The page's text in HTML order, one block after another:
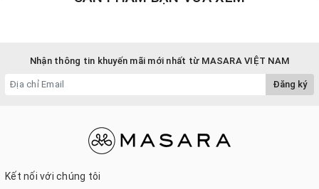
Nhận thông tin khuyến mãi mới nhất từ MASARA VIỆT NAM
Đăng ký
Kết nối với chúng tôi